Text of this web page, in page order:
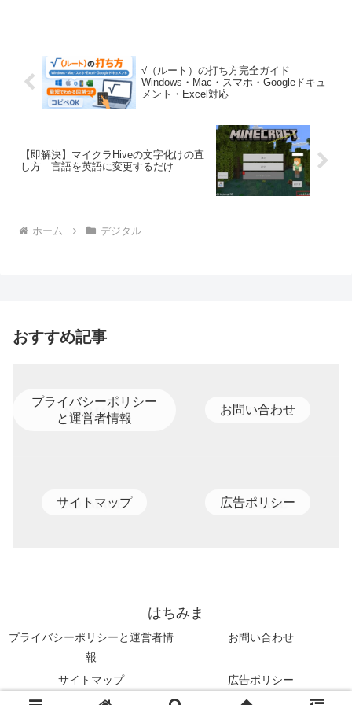
√（ルート）の打ち方完全ガイド｜
Windows・Mac・スマホ・Googleドキュ
メント・Excel対応
【即解決】マイクラHiveの文字化けの直
し方｜言語を英語に変更するだけ
ホーム デジタル
おすすめ記事
プライバシーポリシー
と運営者情報
お問い合わせ
サイトマップ 広告ポリシー
はちみま
プライバシーポリシーと運営者情
報
お問い合わせ
サイトマップ 広告ポリシー